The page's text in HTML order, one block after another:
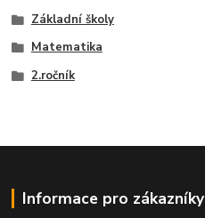
Základní školy
Matematika
2.ročník
Informace pro zákazníky